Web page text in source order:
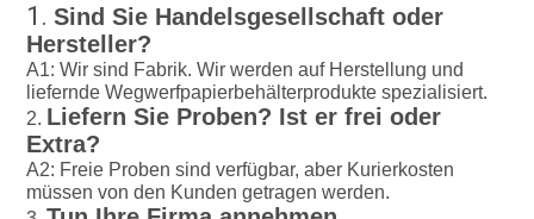
1. Sind Sie Handelsgesellschaft oder
Hersteller?
A1: Wir sind Fabrik. Wir werden auf Herstellung und
liefernde Wegwerfpapierbehälterprodukte spezialisiert.
2. Liefern Sie Proben? Ist er frei oder
Extra?
A2: Freie Proben sind verfügbar, aber Kurierkosten
müssen von den Kunden getragen werden.